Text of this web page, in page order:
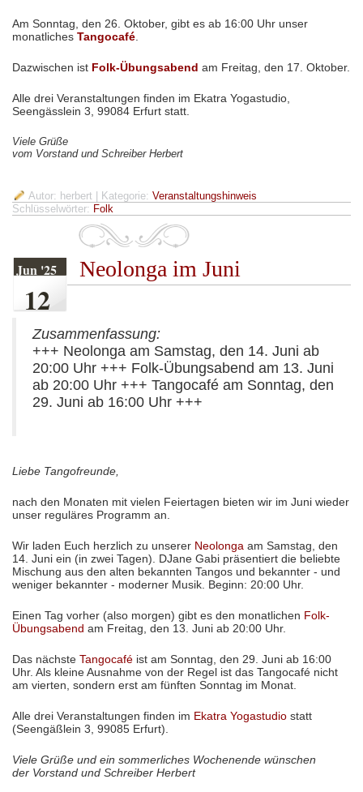
Am Sonntag, den 26. Oktober, gibt es ab 16:00 Uhr unser
monatliches Tangocafé
Dazwischen ist Folk-Übungsabend am Freitag, den 17. Oktober.
Alle drei Veranstaltungen finden im Ekatra Yogastudio,
Seengässlein 3, 99084 Erfurt statt.
Viele Grüße
vom Vorstand und Schreiber Herbert
Autor: herbert | Kategorie: Veranstaltungshinweis
Schlüsselwörter: Folk
Jun '25
12
Neolonga im Juni
Zusammenfassung:
+++ Neolonga am Samstag, den 14. Juni ab
20:00 Uhr +++ Folk-Übungsabend am 13. Juni
ab 20:00 Uhr +++ Tangocafé am Sonntag, den
29. Juni ab 16:00 Uhr +++
Liebe Tangofreunde,
nach den Monaten mit vielen Feiertagen bieten wir im Juni wieder
unser reguläres Programm an.
Wir laden Euch herzlich zu unserer Neolonga am Samstag, den
14. Juni ein (in zwei Tagen). DJane Gabi präsentiert die beliebte
Mischung aus den alten bekannten Tangos und bekannter - und
weniger bekannter - moderner Musik. Beginn: 20:00 Uhr.
Einen Tag vorher (also morgen) gibt es den monatlichen Folk-
Übungsabend am Freitag, den 13. Juni ab 20:00 Uhr.
Das nächste Tangocafé ist am Sonntag, den 29. Juni ab 16:00
Uhr. Als kleine Ausnahme von der Regel ist das Tangocafé nicht
am vierten, sondern erst am fünften Sonntag im Monat.
Alle drei Veranstaltungen finden im Ekatra Yogastudio statt
(Seengäßlein 3, 99085 Erfurt).
Viele Grüße und ein sommerliches Wochenende wünschen
der Vorstand und Schreiber Herbert